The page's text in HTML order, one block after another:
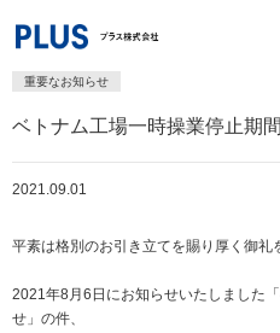
サステナビリティ方針と体制
トップメッセージ
会社概要
PLUSのココロ
カタログ・サポート
重要なお知らせ
ベトナム工場一時操業停止期
2021.09.01
平素は格別のお引き立てを賜り厚く御礼
2021年8月6日にお知らせいたしました
せ」の件、